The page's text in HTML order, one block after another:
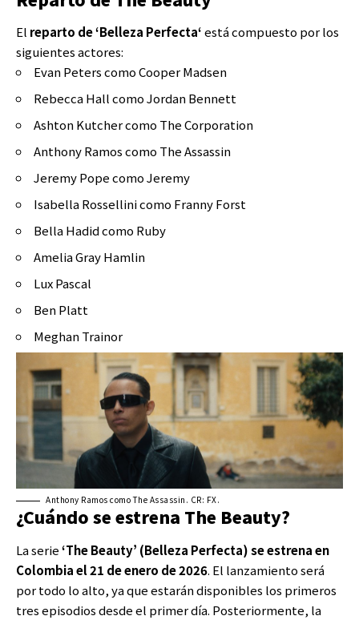
El reparto de ‘Belleza Perfecta‘está compuesto por los
siguientes actores:
Evan Peters como Cooper Madsen
Rebecca Hall como Jordan Bennett
Ashton Kutcher como The Corporation
Anthony Ramos como The Assassin
Jeremy Pope como Jeremy
Isabella Rossellini como Franny Forst
Bella Hadid como Ruby
Amelia Gray Hamlin
Lux Pascal
Ben Platt
Meghan Trainor
Anthony Ramos como The Assassin. CR: FX.
¿Cuándo se estrena The Beauty?
La serie‘The Beauty’ (Belleza Perfecta) se estrena en
Colombia el 21 de enero de 2026. El lanzamiento será
por todo lo alto, ya que estarán disponibles los primeros
tres episodios desde el primer día. Posteriormente, la